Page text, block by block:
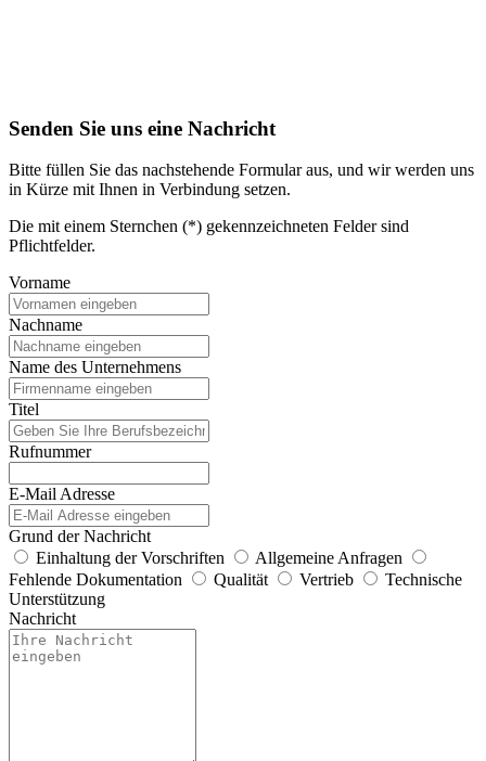
Senden Sie uns eine Nachricht
Bitte füllen Sie das nachstehende Formular aus, und wir werden uns
in Kürze mit Ihnen in Verbindung setzen.
Die mit einem Sternchen (*) gekennzeichneten Felder sind
Pflichtfelder.
Vorname
Nachname
Name des Unternehmens
Titel
Rufnummer
E-Mail Adresse
Grund der Nachricht
Einhaltung der Vorschriften
Allgemeine Anfragen
Fehlende Dokumentation
Qualität Vertrieb
Technische
Unterstützung
Nachricht